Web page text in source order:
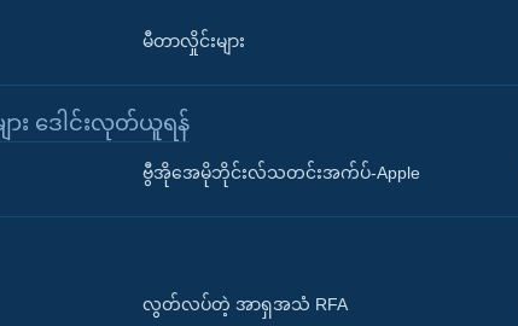
မီတာလှိုင်းများ
း ဒေါင်းလုတ်ယူရန်
ဗွီအိုအေမိုဘိုင်းလ်သတင်းအက်ပ်-Apple
လွတ်လပ်တဲ့ အာရှအသံ RFA